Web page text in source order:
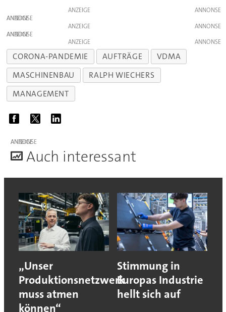
ANZEIGE
ANZEIGE
ANZEIGE
ANZEIGE
ANZEIGE
CORONA-PANDEMIE AUFTRÄGE
VDMA
MASCHINENBAU
RALPH WIECHERS
MANAGEMENT
ANZEIGE
Auch interessant
„Unser
Produktionsnetzwerk
muss atmen
können“
Stimmung in
Europas Industrie
hellt sich auf